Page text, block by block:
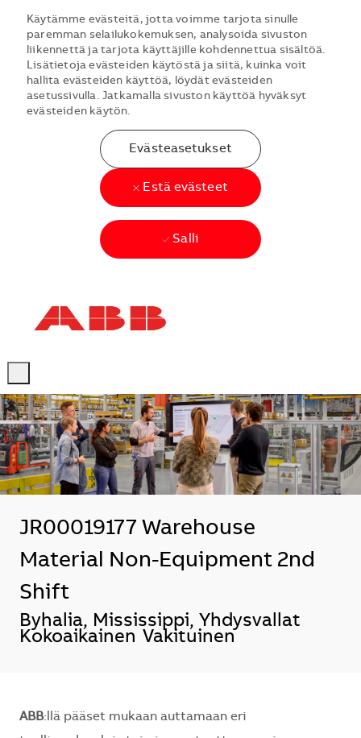
--
Käytämme evästeitä, jotta voimme tarjota sinulle
paremman selailukokemuksen, analysoida sivuston
liikennettä ja tarjota käyttäjille kohdennettua sisältöä.
Lisätietoja evästeiden käytöstä ja siitä, kuinka voit
hallita evästeiden käyttöä, löydät evästeiden
asetussivulla. Jatkamalla sivuston käyttöä hyväksyt
evästeiden käytön.
Evästeasetukset
Estä evästeet
Salli
JR00019177 Warehouse
Material Non-Equipment 2nd
Shift
Sijainti
Byhalia, Mississippi, Yhdysvallat
Kokoaikainen Vakituinen
ABB:llä pääset mukaan auttamaan eri